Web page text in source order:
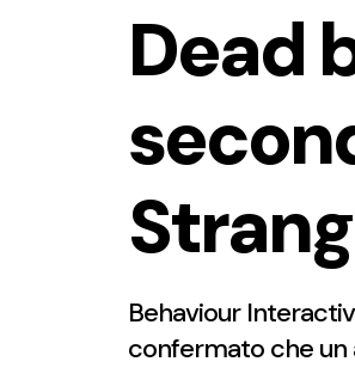
Dead
Behaviour
confermato che un